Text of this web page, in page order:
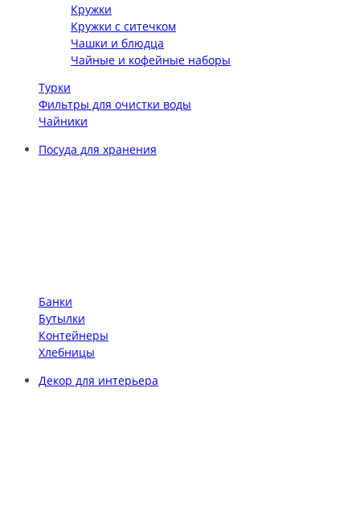
Кружки
Кружки с ситечком
Чашки и блюдца
Чайные и кофейные наборы
Турки
Фильтры для очистки воды
Чайники
Посуда для хранения
Банки
Бутылки
Контейнеры
Хлебницы
Декор для интерьера